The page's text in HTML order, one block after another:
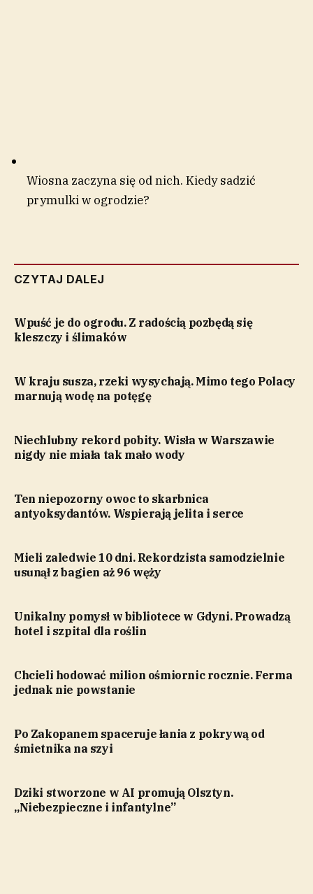
Wiosna zaczyna się od nich. Kiedy sadzić
prymulki w ogrodzie?
CZYTAJ DALEJ
Wpuść je do ogrodu. Z radością pozbędą się
kleszczy i ślimaków
W kraju susza, rzeki wysychają. Mimo tego Polacy
marnują wodę na potęgę
Niechlubny rekord pobity. Wisła w Warszawie
nigdy nie miała tak mało wody
Ten niepozorny owoc to skarbnica
antyoksydantów. Wspierają jelita i serce
Mieli zaledwie 10 dni. Rekordzista samodzielnie
usunął z bagien aż 96 węży
Unikalny pomysł w bibliotece w Gdyni. Prowadzą
hotel i szpital dla roślin
Chcieli hodować milion ośmiornic rocznie. Ferma
jednak nie powstanie
Po Zakopanem spaceruje łania z pokrywą od
śmietnika na szyi
Dziki stworzone w AI promują Olsztyn.
„Niebezpieczne i infantylne”